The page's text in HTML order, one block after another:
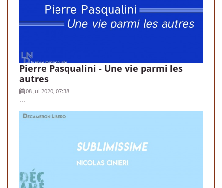
Pierre Pasqualini - Une vie parmi les
autres
08 Jul 2020, 07:38
...